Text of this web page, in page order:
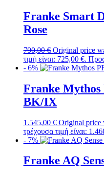
Franke Smart
Rose
790,00€ Original price
τιμή είναι: 725,00 €.
- 6%
Franke
BK/IX
1.545,00€ Original price
τρέχουσα τιμή είναι:
- 7%
Franke AQ